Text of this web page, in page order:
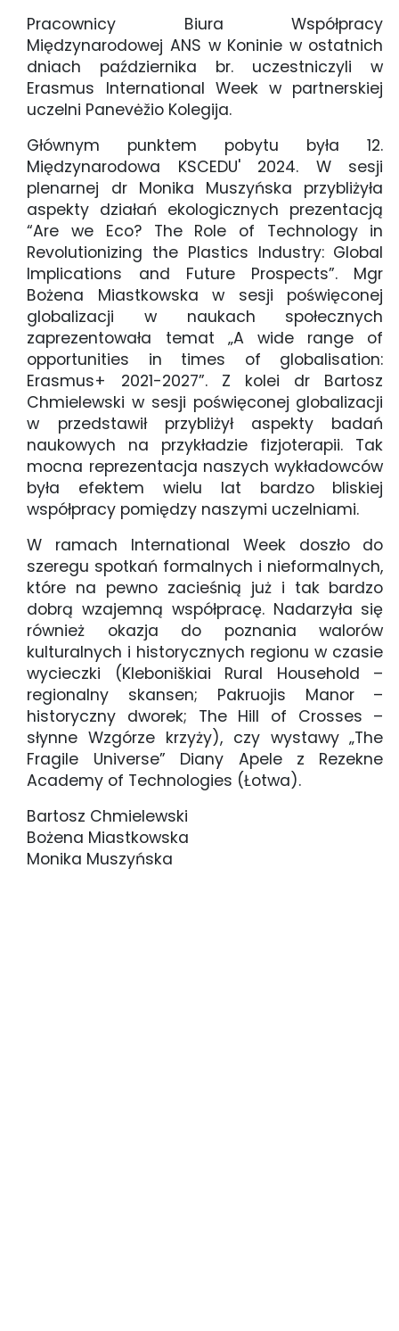
Pracownicy Biura Współpracy
Międzynarodowej ANS w Koninie w ostatnich
dniach października br. uczestniczyli w
Erasmus International Week w partnerskiej
uczelni Panevėžio Kolegija.
Głównym punktem pobytu była 12.
Międzynarodowa KSCEDU' 2024. W sesji
plenarnej dr Monika Muszyńska przybliżyła
aspekty działań ekologicznych prezentacją
“Are we Eco? The Role of Technology in
Revolutionizing the Plastics Industry: Global
Implications and Future Prospects”. Mgr
Bożena Miastkowska w sesji poświęconej
globalizacji w naukach społecznych
zaprezentowała temat „A wide range of
opportunities in times of globalisation:
Erasmus+ 2021-2027”. Z kolei dr Bartosz
Chmielewski w sesji poświęconej globalizacji
w przedstawił przybliżył aspekty badań
naukowych na przykładzie fizjoterapii. Tak
mocna reprezentacja naszych wykładowców
była efektem wielu lat bardzo bliskiej
współpracy pomiędzy naszymi uczelniami.
W ramach International Week doszło do
szeregu spotkań formalnych i nieformalnych,
które na pewno zacieśnią już i tak bardzo
dobrą wzajemną współpracę. Nadarzyła się
również okazja do poznania walorów
kulturalnych i historycznych regionu w czasie
wycieczki (Kleboniškiai Rural Household –
regionalny skansen; Pakruojis Manor –
historyczny dworek; The Hill of Crosses –
słynne Wzgórze krzyży), czy wystawy „The
Fragile Universe” Diany Apele z Rezekne
Academy of Technologies (Łotwa).
Bartosz Chmielewski
Bożena Miastkowska
Monika Muszyńska